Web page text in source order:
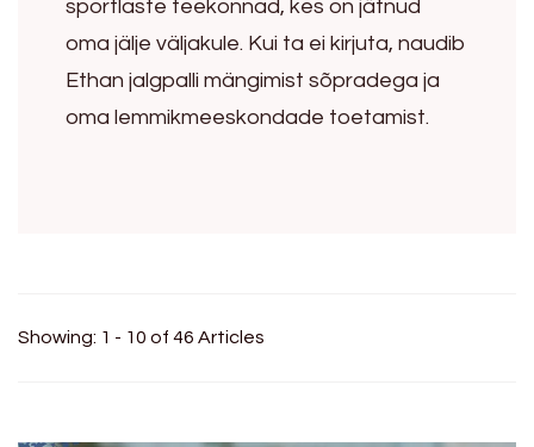
sportlaste teekonnad, kes on jätnud
oma jälje väljakule. Kui ta ei kirjuta, naudib
Ethan jalgpalli mängimist sõpradega ja
oma lemmikmeeskondade toetamist.
Showing: 1 - 10 of 46 Articles